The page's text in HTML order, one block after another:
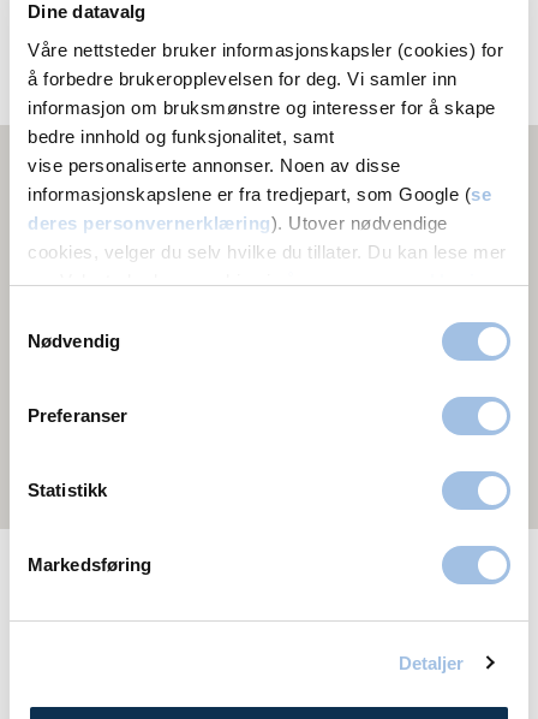
Dine datavalg
Våre nettsteder bruker informasjonskapsler (cookies) for
å forbedre brukeropplevelsen for deg. Vi samler inn
informasjon om bruksmønstre og interesser for å skape
bedre innhold og funksjonalitet, samt
vise personaliserte annonser. Noen av disse
informasjonskapslene er fra tredjepart, som Google (se
deres personvernerklæring). Utover nødvendige
cookies, velger du selv hvilke du tillater. Du kan lese mer
om Volvats bruk av cookies ivår personvernerklæring.
Nødvendig
Preferanser
Statistikk
Markedsføring
Detaljer
Melding
Profhilo tilbys også i
Hamar